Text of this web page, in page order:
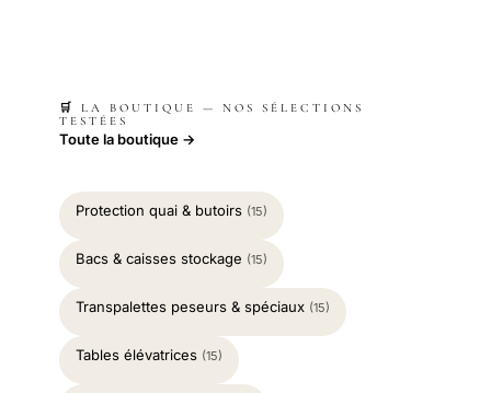
🛒 LA BOUTIQUE — NOS SÉLECTIONS
TESTÉES
Toute la boutique →
Protection quai & butoirs (15)
Bacs & caisses stockage (15)
Transpalettes peseurs & spéciaux (15)
Tables élévatrices (15)